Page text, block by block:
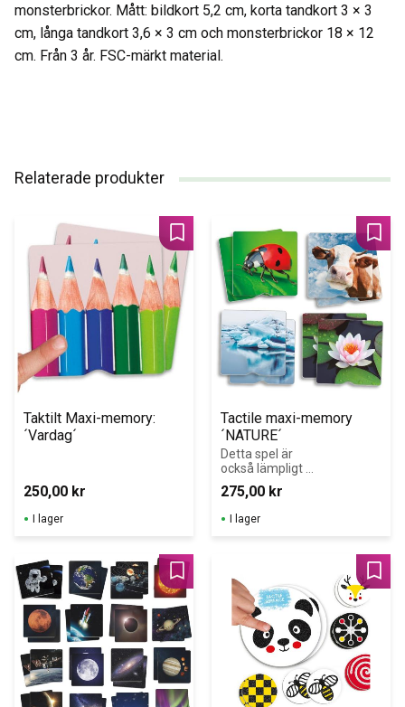
monsterbrickor. Mått: bildkort 5,2 cm, korta tandkort 3 × 3
cm, långa tandkort 3,6 × 3 cm och monsterbrickor 18 × 12
cm. Från 3 år. FSC-märkt material.
Relaterade produkter
Taktilt Maxi-memory:
´Vardag´
250,00 kr
Lägg till i favoriter
I lager
Tactile maxi-memory
´NATURE´
Detta spel är
också lämpligt
för barn i andra
åldrar med
särskilda behov,
liksom vuxna
anden, visuellt
minne och
uppmärksamhet
genom känsla.
275,00 kr
I lager
Lägg till i favoriter